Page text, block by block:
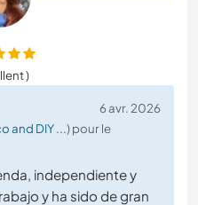
)
6 avr. 2026
and DIY ...) pour le
independiente y
y ha sido de gran